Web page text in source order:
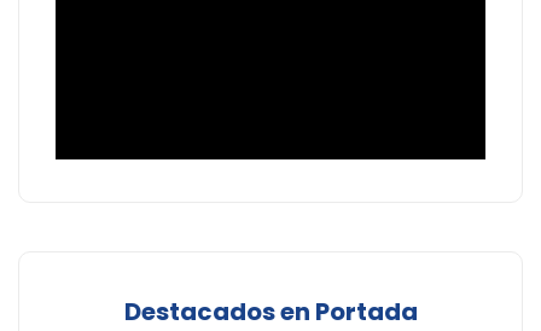
Destacados en Portada